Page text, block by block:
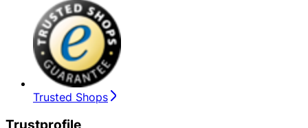
Trusted Shops
Trustprofile